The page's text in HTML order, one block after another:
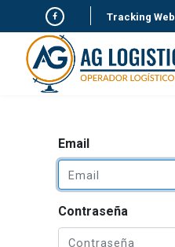
Tracking Web
Email
Contraseña